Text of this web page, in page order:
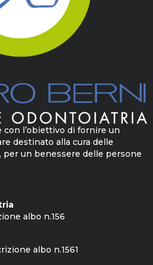
l’obiettivo di fornire un
destinato alla cura delle
per un benessere delle persone
albo n.156
albo n.1561